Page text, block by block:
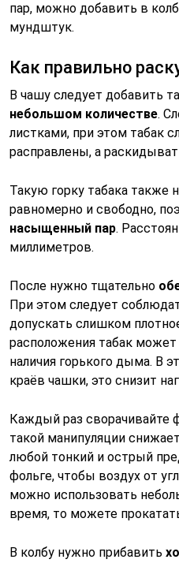
пар, можно добавить в
мундштук.
Как правильно
В чашу следует добавить
небольшом количестве.
листками, при этом табак
расправлены, а
Такую горку табака также
равномерно и свободно,
насыщенный пар.
миллиметров.
После нужно тщательно
При этом следует
допускать слишком
расположения табак может
наличия горького дыма. В
краёв чашки, это снизит
Каждый раз сворачивайте
такой манипуляции
любой тонкий и острый
фольге, чтобы воздух от
можно использовать
время, то можете
В колбу нужно прибавить